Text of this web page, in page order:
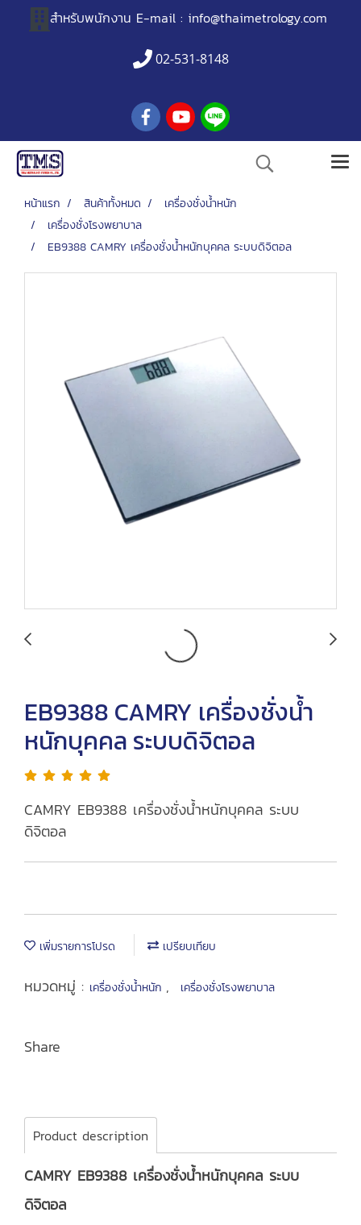
สำหรับพนักงาน E-mail : info@thaimetrology.com
02-531-8148
หน้าแรก สินค้าทั้งหมด
เครื่องชั่งน้ำหนัก
เครื่องชั่งโรงพยาบาล
EB9388 CAMRY เครื่องชั่งน้ำหนักบุคคล ระบบดิจิตอล
EB9388 CAMRY เครื่องชั่งน้ำ
หนักบุคคล ระบบดิจิตอล
CAMRY EB9388 เครื่องชั่งน้ำหนักบุคคล ระบบ
ดิจิตอล
เพิ่มรายการโปรด เปรียบเทียบ
หมวดหมู่ : เครื่องชั่งน้ำหนัก , เครื่องชั่งโรงพยาบาล
Share
Product description
CAMRY EB9388 เครื่องชั่งน้ำหนักบุคคล ระบบ
ดิจิตอล